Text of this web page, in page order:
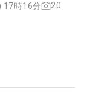
17時16分
20